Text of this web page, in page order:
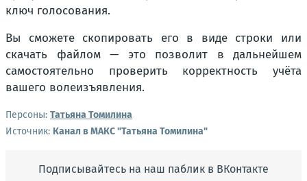
ключ голосования.
Вы сможете скопировать его в виде строки или
скачать файлом — это позволит в дальнейшем
самостоятельно проверить корректность учёта
вашего волеизъявления.
Персоны: Татьяна Томилина
Источник: Канал в МАКС "Татьяна Томилина"
Подписывайтесь на наш паблик в ВКонтакте